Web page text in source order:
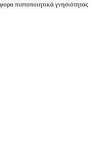
πιστοποιητικά γνησιότητας